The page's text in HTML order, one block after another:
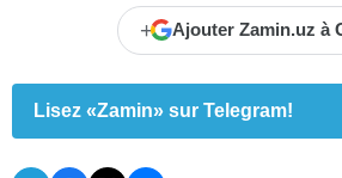
+ Ajouter Zamin.uz à
Lisez «Zamin» sur Telegram!